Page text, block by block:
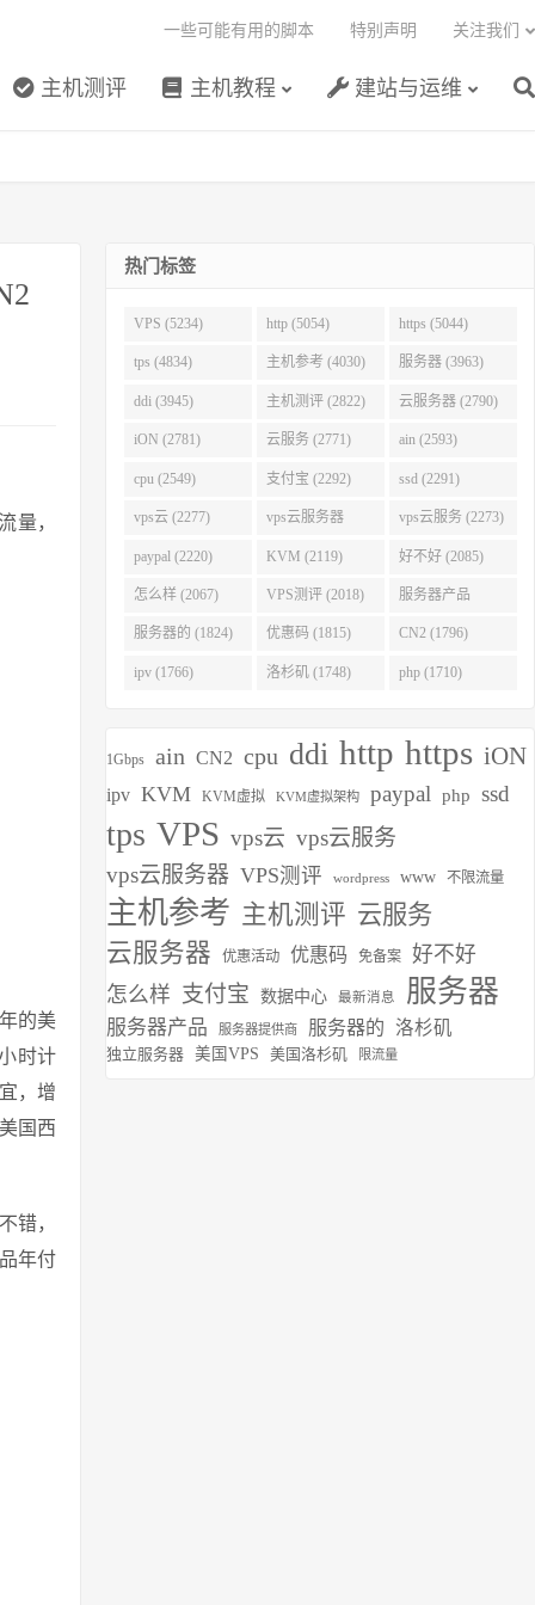
主机测评 主机教程 建站与运维
一些可能有用的脚本 特别声明 关注我们
的美
时计
，增
国西
错，
年付
热门标签
VPS (5234) http (5054) https (5044)
tps (4834) 主机参考 (4030) 服务器 (3963)
ddi (3945) 主机测评 (2822) 云服务器 (2790)
iON (2781) 云服务 (2771) ain (2593)
cpu (2549) 支付宝 (2292) ssd (2291)
vps云 (2277) vps云服务器
(2275)
vps云服务 (2273)
paypal (2220) KVM (2119) 好不好 (2085)
怎么样 (2067) VPS测评 (2018) 服务器产品
(1938)
服务器的 (1824) 优惠码 (1815) CN2 (1796)
ipv (1766) 洛杉矶 (1748) php (1710)
1Gbps ain CN2 cpu ddi http https iON
ipv KVM KVM虚拟 KVM虚拟架构 paypal php ssd
tps VPS vps云 vps云服务
vps云服务器 VPS测评 wordpress www 不限流量
主机参考 主机测评 云服务
云服务器
优惠活动 优惠码 免备案
好不好
怎么样 支付宝 数据中心 最新消息 服务器
服务器产品 服务器提供商 服务器的 洛杉矶
独立服务器 美国VPS 美国洛杉矶 限流量